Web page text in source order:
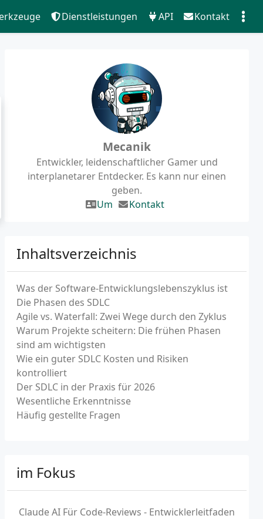
Dienstleistungen API Kontakt
Mecanik
Entwickler, leidenschaftlicher Gamer und
interplanetarer Entdecker. Es kann nur einen
geben.
Um
Kontakt
Inhaltsverzeichnis
Was der Software-Entwicklungslebenszyklus ist
Die Phasen des SDLC
Agile vs. Waterfall: Zwei Wege durch den Zyklus
Warum Projekte scheitern: Die frühen Phasen
sind am wichtigsten
Wie ein guter SDLC Kosten und Risiken
kontrolliert
Der SDLC in der Praxis für 2026
Wesentliche Erkenntnisse
Häufig gestellte Fragen
im Fokus
Claude AI Für Code-Reviews - Entwicklerleitfaden